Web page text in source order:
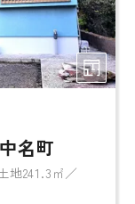
名町
地241.3㎡／